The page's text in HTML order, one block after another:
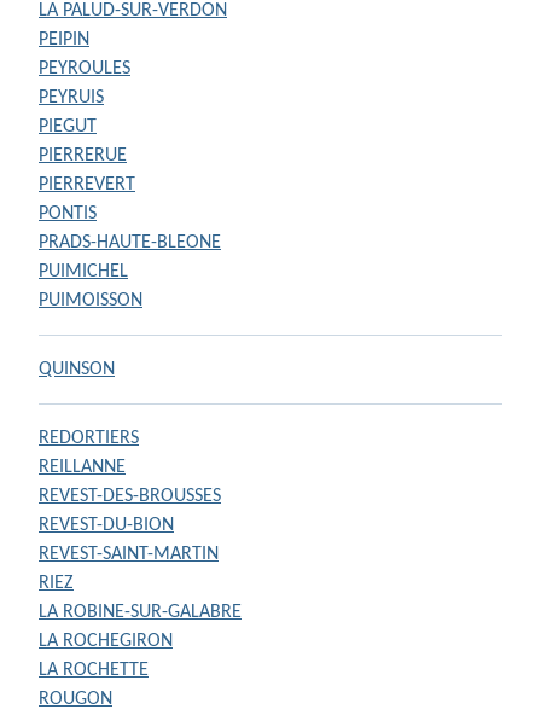
LA PALUD-SUR-VERDON
PEIPIN
PEYROULES
PEYRUIS
PIEGUT
PIERRERUE
PIERREVERT
PONTIS
PRADS-HAUTE-BLEONE
PUIMICHEL
PUIMOISSON
QUINSON
REDORTIERS
REILLANNE
REVEST-DES-BROUSSES
REVEST-DU-BION
REVEST-SAINT-MARTIN
RIEZ
LA ROBINE-SUR-GALABRE
LA ROCHEGIRON
LA ROCHETTE
ROUGON